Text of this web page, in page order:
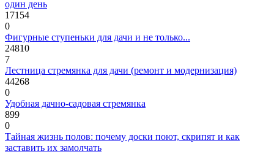
один день
17154
0
Фигурные ступеньки для дачи и не только...
24810
7
Лестница стремянка для дачи (ремонт и модернизация)
44268
0
Удобная дачно-садовая стремянка
899
0
Тайная жизнь полов: почему доски поют, скрипят и как
заставить их замолчать